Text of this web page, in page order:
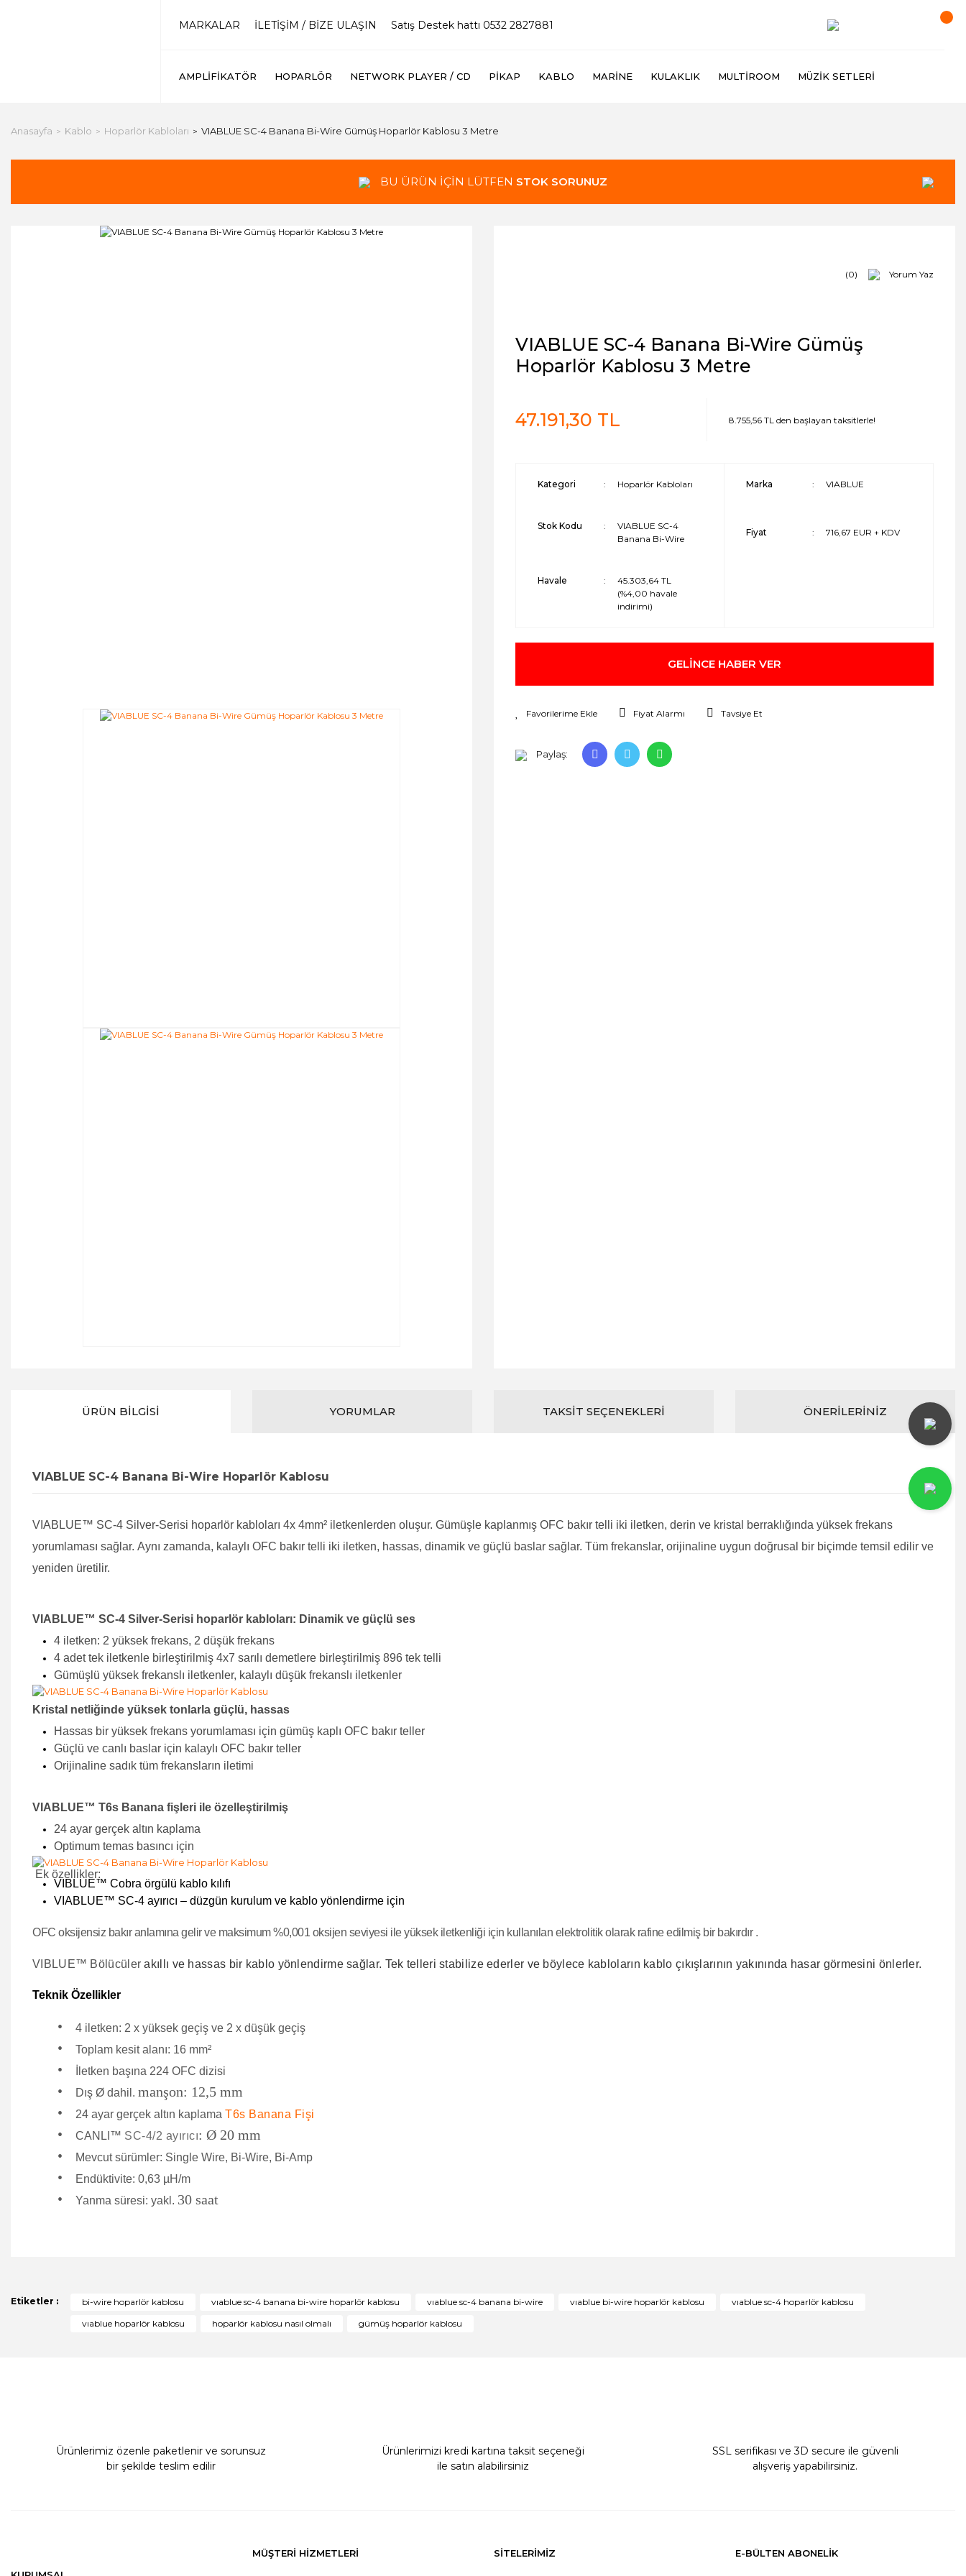
MARKALAR İLETİŞİM / BİZE ULAŞIN Satış Destek hattı 0532 2827881
AMPLIFIKATÖR HOPARLÖR NETWORK PLAYER / CD PIKAP KABLO MARINE KULAKLIK MULTIROOM MÜZIK SETLERI
Anasayfa Kablo Hoparlör Kabloları VIABLUE SC-4 Banana Bi-Wire Gümüş Hoparlör Kablosu 3 Metre
BU ÜRÜN İÇİN LÜTFEN STOK SORUNUZ
(0) Yorum Yaz
VIABLUE SC-4 Banana Bi-Wire Gümüş
Hoparlör Kablosu 3 Metre
47.191,30 TL 8.755,56 TL den başlayan taksitlerle!
Kategori Hoparlör Kabloları Marka VIABLUE
Stok Kodu
VIABLUE SC-4
Banana Bi-Wire
Fiyat 716,67 EUR + KDV
Havale
45.303,64 TL
(%4,00 havale
indirimi)
GELİNCE HABER VER
Fiyat Alarmı Tavsiye Et
Paylaş:
ÜRÜN BILGISI YORUMLAR TAKSIT SEÇENEKLERI ÖNERILERINIZ
VIABLUE SC-4 Banana Bi-Wire Hoparlör Kablosu
VIABLUE™ SC-4 Silver-Serisi hoparlör kabloları 4x 4mm² iletkenlerden oluşur. Gümüşle kaplanmış OFC bakır telli iki iletken, derin ve kristal berraklığında yüksek frekans
yorumlaması sağlar. Aynı zamanda, kalaylı OFC bakır telli iki iletken, hassas, dinamik ve güçlü baslar sağlar. Tüm frekanslar, orijinaline uygun doğrusal bir biçimde temsil edilir ve
yeniden üretilir.
VIABLUE™ SC-4 Silver-Serisi hoparlör kabloları: Dinamik ve güçlü ses
4 iletken: 2 yüksek frekans, 2 düşük frekans
4 adet tek iletkenle birleştirilmiş 4x7 sarılı demetlere birleştirilmiş 896 tek telli
Gümüşlü yüksek frekanslı iletkenler, kalaylı düşük frekanslı iletkenler
Kristal netliğinde yüksek tonlarla güçlü, hassas
Hassas bir yüksek frekans yorumlaması için gümüş kaplı OFC bakır teller
Güçlü ve canlı baslar için kalaylı OFC bakır teller
Orijinaline sadık tüm frekansların iletimi
VIABLUE™ T6s Banana fişleri ile özelleştirilmiş
24 ayar gerçek altın kaplama
Optimum temas basıncı için
Ek özellikler:
VIBLUE™ Cobra örgülü kablo kılıfı
VIABLUE™ SC-4 ayırıcı – düzgün kurulum ve kablo yönlendirme için
OFC oksijensiz bakır anlamına gelir ve maksimum %0,001 oksijen seviyesi ile yüksek iletkenliği için kullanılan elektrolitik olarak rafine edilmiş bir bakırdır .
VIBLUE™ Bölücülerakıllı ve hassas bir kablo yönlendirme sağlar. Tek telleri stabilize ederler ve böylece kabloların kablo çıkışlarının yakınında hasar görmesini önlerler.
Teknik Özellikler
• 4 iletken: 2 x yüksek geçiş ve 2 x düşük geçiş
• Toplam kesit alanı: 16 mm²
• İletken başına 224 OFC dizisi
• Dış Ø dahil. manşon: 12,5 mm
•
24 ayar gerçek altın kaplama T6s Banana Fişi
• CANLI™ SC-4/2 ayırıcı: Ø 20 mm
•
Mevcut sürümler: Single Wire, Bi-Wire, Bi-Amp
• Endüktivite: 0,63 µH/m
• Yanma süresi: yakl. 30 saat
Yorum Yaz
Ürün bilgilerinde hatalar bulunuyor.
Gönder
Etiketler : bi-wire hoparlör kablosu vıablue sc-4 banana bi-wire hoparlör kablosu vıablue sc-4 banana bi-wire vıablue bi-wire hoparlör kablosu
vıablue sc-4 hoparlör kablosu
vıablue hoparlör kablosu
hoparlör kablosu nasıl olmalı gümüş hoparlör kablosu
Ürünlerimiz özenle paketlenir ve sorunsuz
bir şekilde teslim edilir
Ürünlerimizi kredi kartına taksit seçeneği
ile satın alabilirsiniz
SSL serifikası ve 3D secure ile güvenli
alışveriş yapabilirsiniz.
MÜŞTERİ HİZMETLERİ SİTELERİMİZ E-BÜLTEN ABONELİK